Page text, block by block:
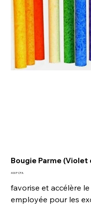
Bougie Parme (Violet
Prix
400 F CFA
favorise et accélère
employée pour les